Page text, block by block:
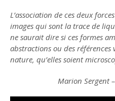
L’association de ces deux
images qui sont la trace de
ne saurait dire si ces formes
abstractions ou des références
nature, qu’elles soient
Marion Sergent